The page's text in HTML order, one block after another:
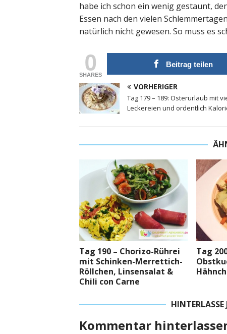
habe ich schon ein wenig gestaunt,
Essen nach den vielen
natürlich nicht gewesen. So muss es
0
SHARES
Beitrag teilen
VORHERIGER
Tag 179 – 189: Osterurlaub mit
Leckereien und ordentlich
Tag 190 – Chorizo-Rührei
mit Schinken-Merrettich-
Röllchen, Linsensalat &
Chili con Carne
Tag
Kommentar